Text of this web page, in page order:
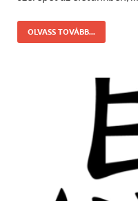
OLVASS TOVÁBB...